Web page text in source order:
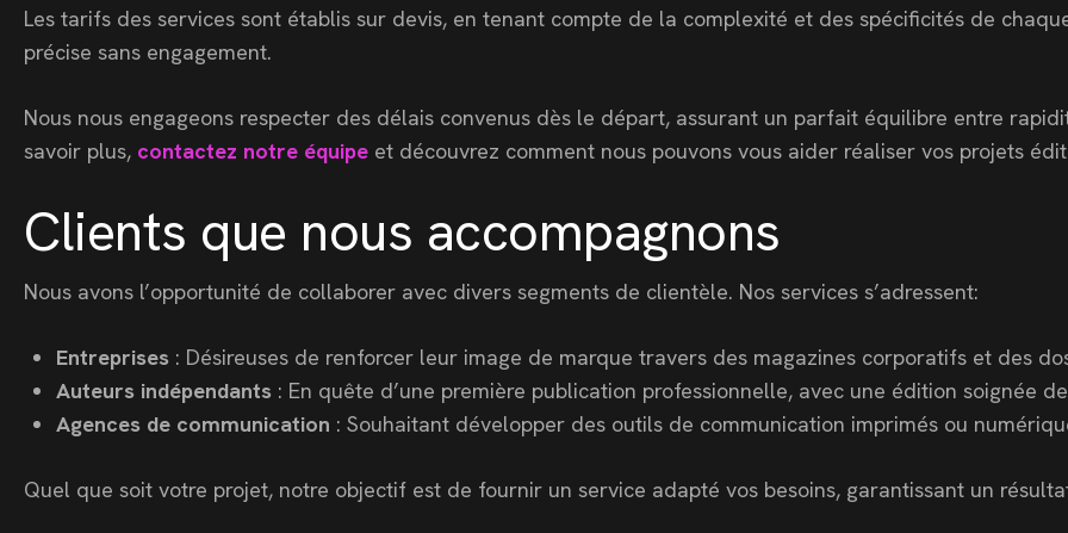
Les tarifs des services sont établis sur devis, en tenant compte de la complexité et des spécificités de
précise sans engagement.
Nous nous engageons respecter des délais convenus dès le départ, assurant un parfait équilibre entre
savoir plus, contactez notre équipe et découvrez comment nous pouvons vous aider réaliser vos projets
Clients que nous accompagnons
Nous avons l’opportunité de collaborer avec divers segments de clientèle. Nos services s’adressent:
Entreprises : Désireuses de renforcer leur image de marque travers des magazines corporatifs et des
Auteurs indépendants : En quête d’une première publication professionnelle, avec une édition soignée
Agences de communication : Souhaitant développer des outils de communication imprimés ou
Quel que soit votre projet, notre objectif est de fournir un service adapté vos besoins, garantissant un